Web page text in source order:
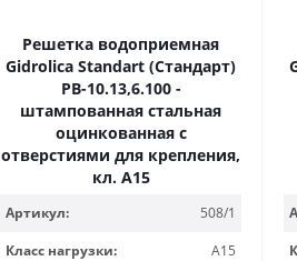
Решетка водоприемная
Gidrolica Standart (Стандарт)
РВ-10.13,6.100 -
штампованная стальная
оцинкованная с
отверстиями для крепления,
кл. А15
Артикул:
508/1
Класс нагрузки:
A15